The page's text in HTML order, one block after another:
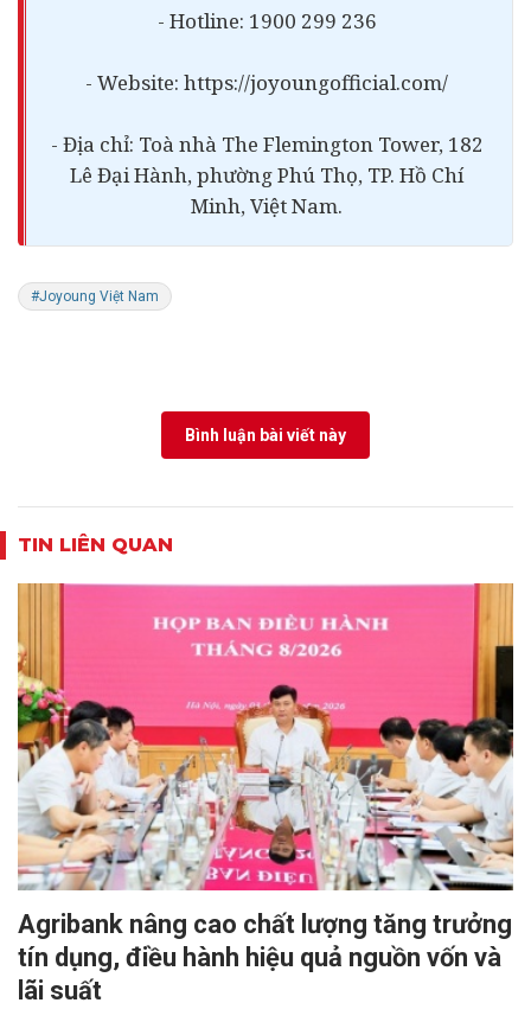
- Hotline: 1900 299 236
- Website: https://joyoungofficial.com/
- Địa chỉ: Toà nhà The Flemington Tower, 182
Lê Đại Hành, phường Phú Thọ, TP. Hồ Chí
Minh, Việt Nam.
#Joyoung Việt Nam
Bình luận bài viết này
TIN LIÊN QUAN
Agribank nâng cao chất lượng tăng trưởng
tín dụng, điều hành hiệu quả nguồn vốn và
lãi suất